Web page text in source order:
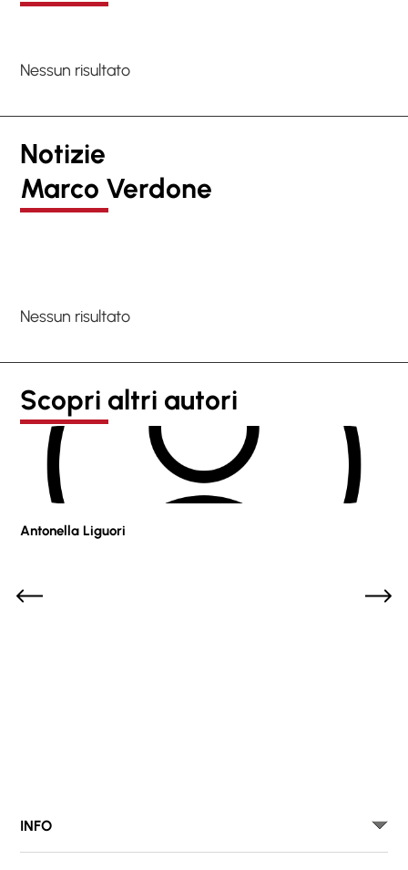
Nessun risultato
Notizie
Marco Verdone
Nessun risultato
Scopri altri autori
Antonella Liguori
INFO